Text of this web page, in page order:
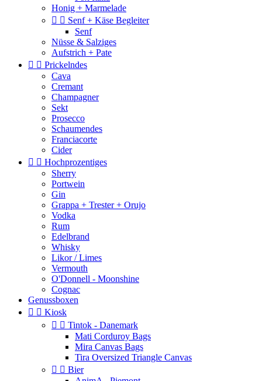
Honig + Marmelade
  Senf + Käse Begleiter
Senf
Nüsse & Salziges
Aufstrich + Pate
  Prickelndes
Cava
Cremant
Champagner
Sekt
Prosecco
Schaumendes
Franciacorte
Cider
  Hochprozentiges
Sherry
Portwein
Gin
Grappa + Trester + Orujo
Vodka
Rum
Edelbrand
Whisky
Likor / Limes
Vermouth
O'Donnell - Moonshine
Cognac
Genussboxen
  Kiosk
  Tintok - Danemark
Mati Corduroy Bags
Mira Canvas Bags
Tira Oversized Triangle Canvas
  Bier